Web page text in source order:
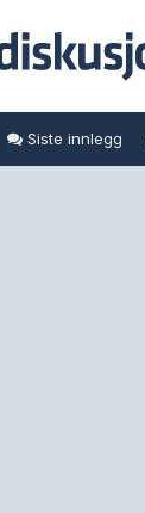
Siste innlegg